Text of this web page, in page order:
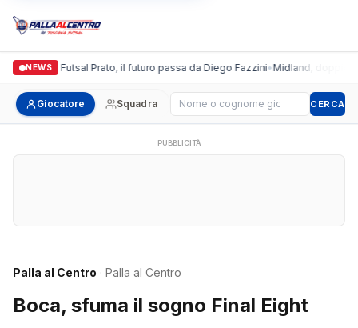
NEWS
Italgronda Futsal Prato, il futuro passa da Diego Fazzini•Midland, doppio
Giocatore Squadra Cerca giocatore CERCA
PUBBLICITÀ
Palla al Centro · Palla al Centro
Boca, sfuma il sogno Final Eight